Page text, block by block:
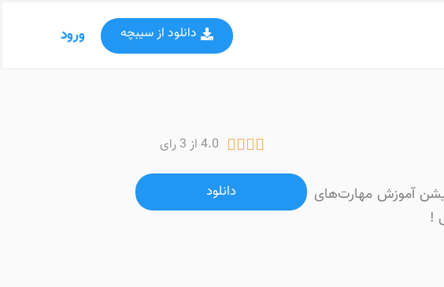
ورود دانلود از سیبچه
4.0 از 3 رای 
دانلود
آموزش مهارت‌های
!